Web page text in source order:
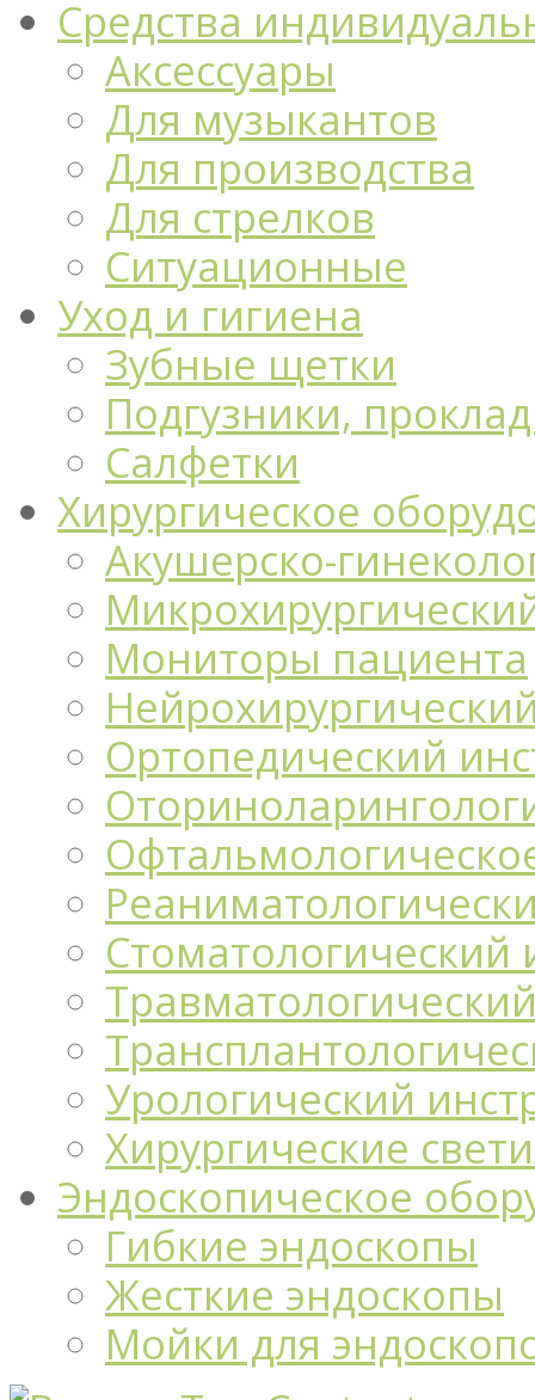
Средства
Аксессуары
Для музыкантов
Для производства
Для стрелков
Ситуационные
Уход и гигиена
Зубные щетки
Подгузники,
Салфетки
Хирургическое
Акушерско-
Мониторы пациента
Ортопедический
Стоматологический
Урологический
Хирургические
Эндоскопическое
Гибкие эндоскопы
Жесткие эндоскопы
Мойки для